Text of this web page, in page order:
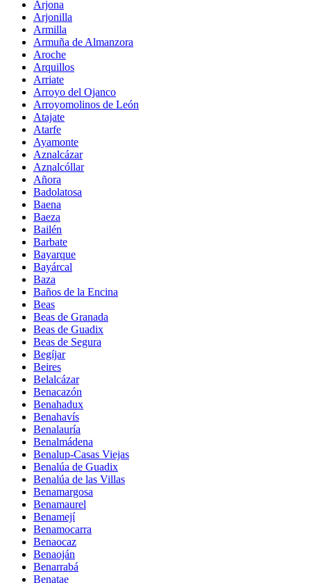
Arjona
Arjonilla
Armilla
Armuña de Almanzora
Aroche
Arquillos
Arriate
Arroyo del Ojanco
Arroyomolinos de León
Atajate
Atarfe
Ayamonte
Aznalcázar
Aznalcóllar
Añora
Badolatosa
Baena
Baeza
Bailén
Barbate
Bayarque
Bayárcal
Baza
Baños de la Encina
Beas
Beas de Granada
Beas de Guadix
Beas de Segura
Begíjar
Beires
Belalcázar
Benacazón
Benahadux
Benahavís
Benalauría
Benalmádena
Benalup-Casas Viejas
Benalúa de Guadix
Benalúa de las Villas
Benamargosa
Benamaurel
Benamejí
Benamocarra
Benaocaz
Benaoján
Benarrabá
Benatae